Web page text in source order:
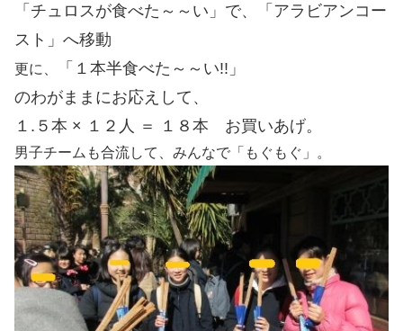
「チュロスが食べた～～い」で、「アラビアンコー
スト」へ移動
更に、
「１本半食べた～～い!!」
のわがままにお応えして、
１.５本 × １２人 ＝ １８本 お買いあげ。
男子チームも合流して、みんなで「もぐもぐ」。